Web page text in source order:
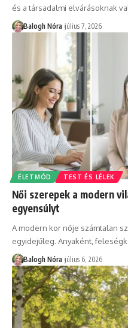
és a társadalmi elvárásoknak
Balogh Nóra július 7, 2026
ÉLETMÓD TEST ÉS LÉLEK
Női szerepek a modern
egyensúlyt
A modern kor nője számtalan
egyidejűleg. Anyaként,
Balogh Nóra július 6, 2026